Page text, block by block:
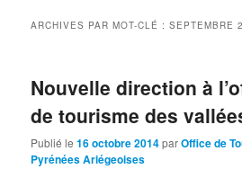
ARCHIVES PAR MOT-CLÉ :SEPTEMBRE
Nouvelle direction à
de tourisme des
Publié le16 octobre 2014parOffice de
Pyrénées Ariégeoises